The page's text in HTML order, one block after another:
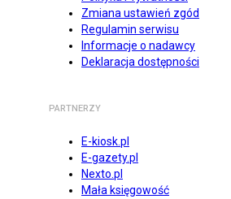
Zmiana ustawień zgód
Regulamin serwisu
Informacje o nadawcy
Deklaracja dostępności
PARTNERZY
E-kiosk.pl
E-gazety.pl
Nexto.pl
Mała księgowość